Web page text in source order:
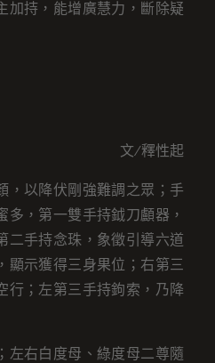
加持，能增廣慧力，斷除疑
文∕釋性起
，以降伏剛強難調之眾；手
多，第一雙手持鉞刀顱器，
二手持念珠，象徵引導六道
顯示獲得三身果位；右第三
行；左第三手持鉤索，乃降
左右白度母、綠度母二尊隨